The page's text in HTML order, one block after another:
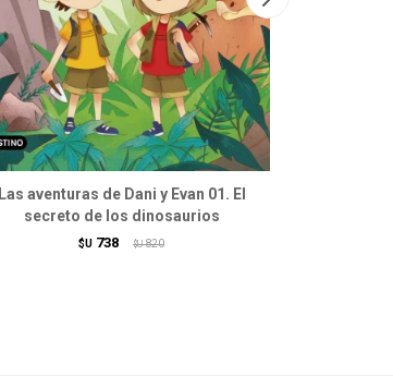
Las aventuras de Dani y Evan 01. El
secreto de los dinosaurios
$U 738 $U 820